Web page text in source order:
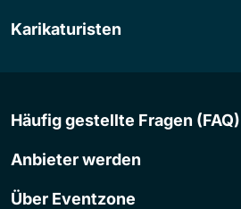
Karikaturisten
Häufig gestellte Fragen (FAQ)
Anbieter werden
Über Eventzone